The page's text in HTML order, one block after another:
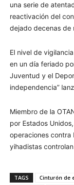
una serie de
reactivación del
dejado decenas de
El nivel de
en un día feriado
Juventud y el
independencia”
Miembro de la
por Estados
operaciones contra
yihadistas
TAGS Cinturón de